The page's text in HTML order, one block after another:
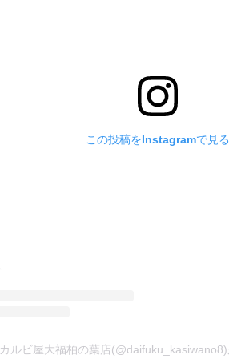
この投稿をInstagramで見る
カルビ屋大福柏の葉店